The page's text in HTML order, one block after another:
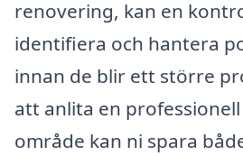
renovering, kan en
identifiera och hantera
innan de blir ett större
att anlita en
område kan ni spara